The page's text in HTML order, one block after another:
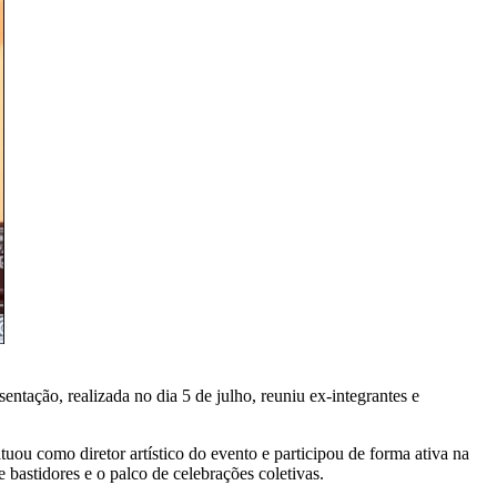
realizada no dia 5 de julho, reuniu ex-integrantes e
como diretor artístico do evento e participou de forma ativa na
e o palco de celebrações coletivas.